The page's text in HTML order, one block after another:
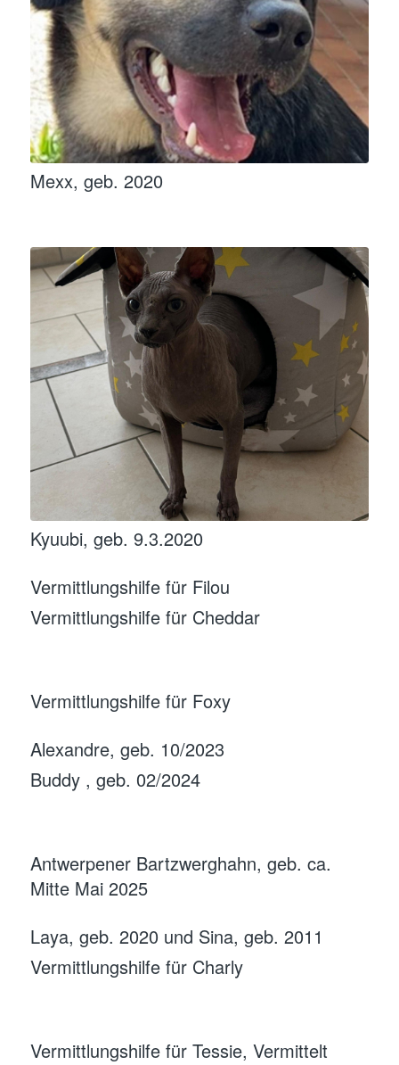
Mexx, geb. 2020
Kyuubi, geb. 9.3.2020
Vermittlungshilfe für Filou
Vermittlungshilfe für Cheddar
Vermittlungshilfe für Foxy
Alexandre, geb. 10/2023
Buddy , geb. 02/2024
Antwerpener Bartzwerghahn, geb. ca.
Mitte Mai 2025
Laya, geb. 2020 und Sina, geb. 2011
Vermittlungshilfe für Charly
Vermittlungshilfe für Tessie, Vermittelt